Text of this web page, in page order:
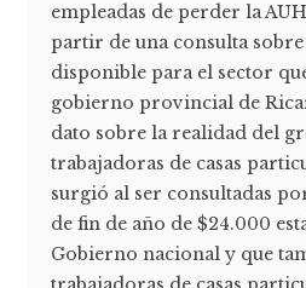
empleadas de perder la
partir de una consulta
disponible para el sector
gobierno provincial de
dato sobre la realidad del
trabajadoras de casas
surgió al ser consultadas
de fin de año de $24.000
Gobierno nacional y que